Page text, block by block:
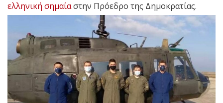
ελληνική σημαίαστην Πρόεδρο της Δημοκρατίας.